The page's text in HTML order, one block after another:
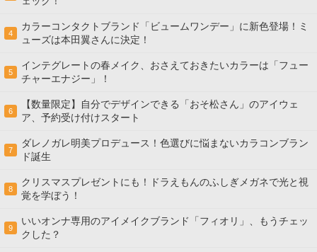
4
カラーコンタクトブランド「ビュームワンデー」に新色登場！ミ
ューズは本田翼さんに決定！
5
インテグレートの春メイク、おさえておきたいカラーは「フュー
チャーエナジー」！
6
【数量限定】自分でデザインできる「おそ松さん」のアイウェ
ア、予約受け付けスタート
7
ダレノガレ明美プロデュース！色選びに悩まないカラコンブラン
ド誕生
8
クリスマスプレゼントにも！ドラえもんのふしぎメガネで光と視
覚を学ぼう！
9
いいオンナ専用のアイメイクブランド「フィオリ」、もうチェッ
クした？